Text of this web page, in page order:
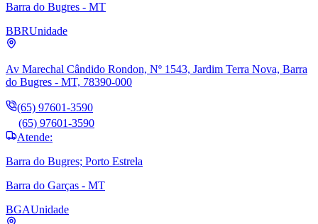
Barra do Bugres - MT
BBRUnidade
Av Marechal Cândido Rondon, Nº 1543, Jardim Terra Nova, Barra
do Bugres - MT, 78390-000
(65) 97601-3590
(65) 97601-3590
Atende:
Barra do Bugres; Porto Estrela
Barra do Garças - MT
BGAUnidade